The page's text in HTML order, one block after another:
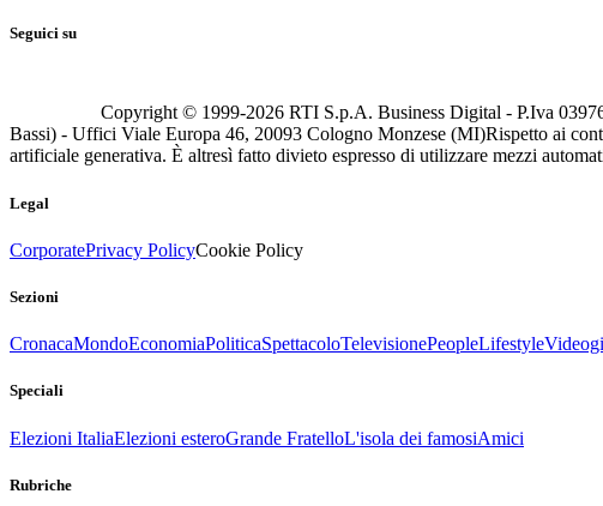
Seguici su
Copyright © 1999-2026 RTI S.p.A. Business Digital - P.Iva
Bassi) - Uffici Viale Europa 46, 20093 Cologno Monzese (MI)Rispetto ai
artificiale generativa. È altresì fatto divieto espresso di utilizzare mezzi
Legal
CorporatePrivacy PolicyCookie Policy
Sezioni
CronacaMondoEconomiaPoliticaSpettacoloTelevisionePeopleLifestyle
Speciali
Elezioni ItaliaElezioni esteroGrande FratelloL'isola dei famosiAmici
Rubriche